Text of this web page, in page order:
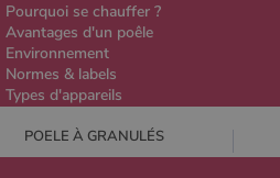
Pourquoi se chauffer ?
Avantages d'un poêle
Environnement
Normes & labels
Types d'appareils
POELE À GRANULÉS